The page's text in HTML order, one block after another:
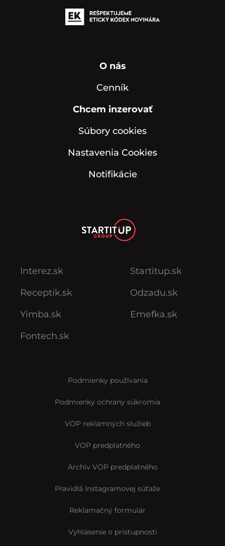
O nás
Cenník
Chcem inzerovať
Súbory cookies
Nastavenia Cookies
Notifikácie
Interez.sk
Receptik.sk
Yimba.sk
Fontech.sk
Startitup.sk
Odzadu.sk
Emefka.sk
Podmienky používania
Podmienky ochrany súkromia
VOP reklamných služieb
VOP predplatného
Archív VOP predplatného
Pravidlá Instagramovej súťaže
Reklamačný formulár
Vyhlásenie o prístupnosti